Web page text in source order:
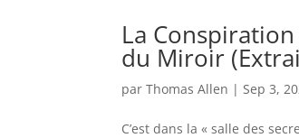
La
du Miroir
parThomas Allen |Sep 3,
C’est dans la « salle des